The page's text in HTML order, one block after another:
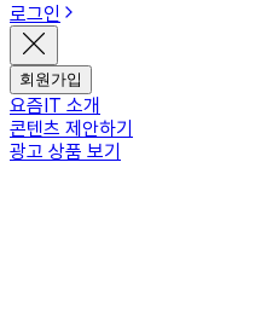
로그인
회원가입
요즘IT 소개
콘텐츠 제안하기
광고 상품 보기